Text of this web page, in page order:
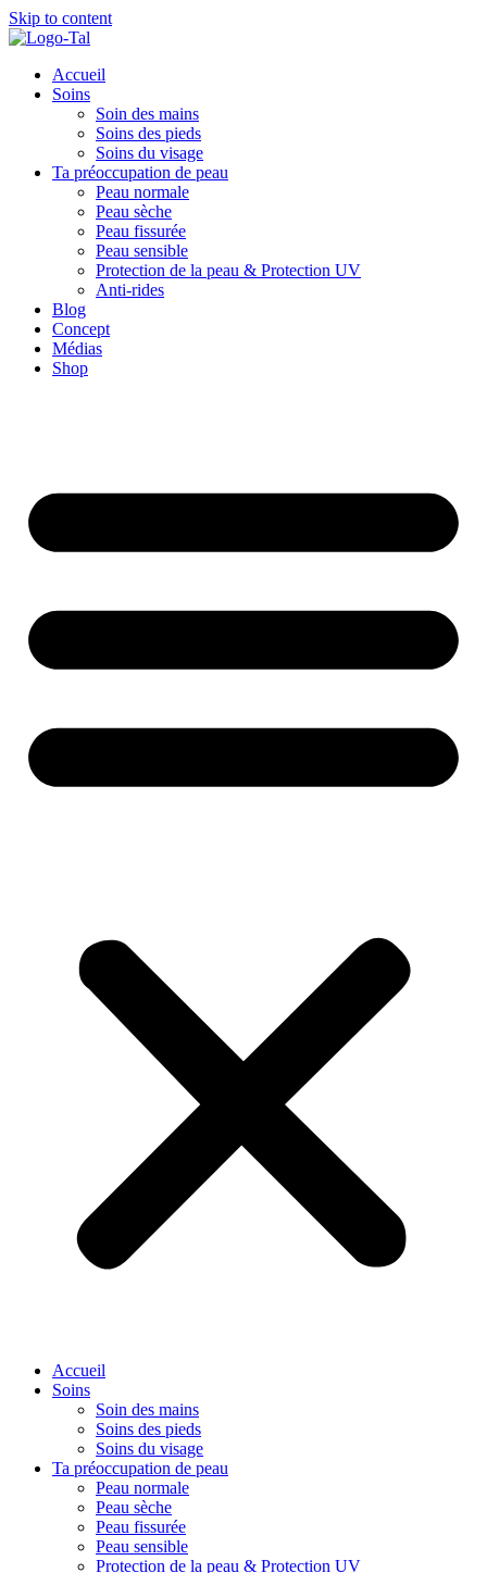
Skip to content
Accueil
Soins
Soin des mains
Soins des pieds
Soins du visage
Ta préoccupation de peau
Peau normale
Peau sèche
Peau fissurée
Peau sensible
Protection de la peau & Protection UV
Anti-rides
Blog
Concept
Médias
Shop
Accueil
Soins
Soin des mains
Soins des pieds
Soins du visage
Ta préoccupation de peau
Peau normale
Peau sèche
Peau fissurée
Peau sensible
Protection de la peau & Protection UV